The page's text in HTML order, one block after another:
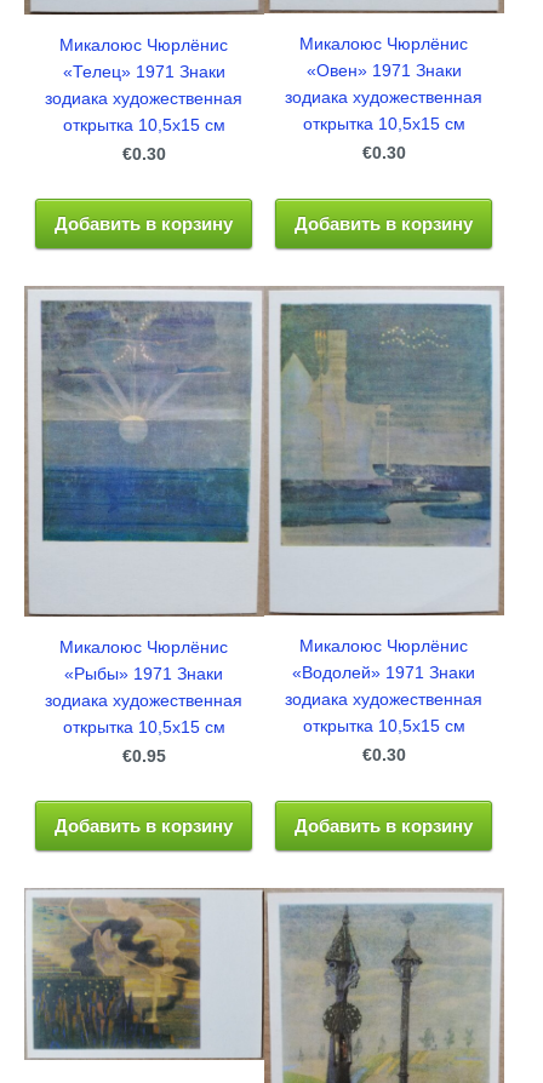
Микалоюс Чюрлёнис
«Телец» 1971 Знаки
зодиака художественная
открытка 10,5x15 см
€0.30
Добавить в корзину
Микалоюс Чюрлёнис
«Овен» 1971 Знаки
зодиака художественная
открытка 10,5x15 см
€0.30
Добавить в корзину
Микалоюс Чюрлёнис
«Рыбы» 1971 Знаки
зодиака художественная
открытка 10,5x15 см
€0.95
Добавить в корзину
Микалоюс Чюрлёнис
«Водолей» 1971 Знаки
зодиака художественная
открытка 10,5x15 см
€0.30
Добавить в корзину